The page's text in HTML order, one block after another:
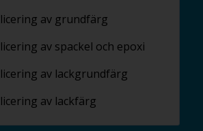
av grundfärg
av spackel och epoxi
av lackgrundfärg
av lackfärg